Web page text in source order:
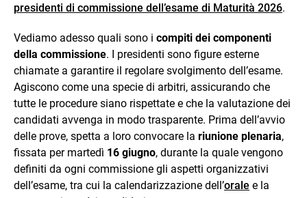
presidenti di commissione dell’esame di Maturità 2026.
Vediamo adesso quali sono i compiti dei componenti
della commissione. I presidenti sono figure esterne
chiamate a garantire il regolare svolgimento dell’esame.
Agiscono come una specie di arbitri, assicurando che
tutte le procedure siano rispettate e che la valutazione dei
candidati avvenga in modo trasparente. Prima dell’avvio
delle prove, spetta a loro convocare la riunione plenaria,
fissata per martedì 16 giugno, durante la quale vengono
definiti da ogni commissione gli aspetti organizzativi
dell’esame, tra cui la calendarizzazione dell’orale e la